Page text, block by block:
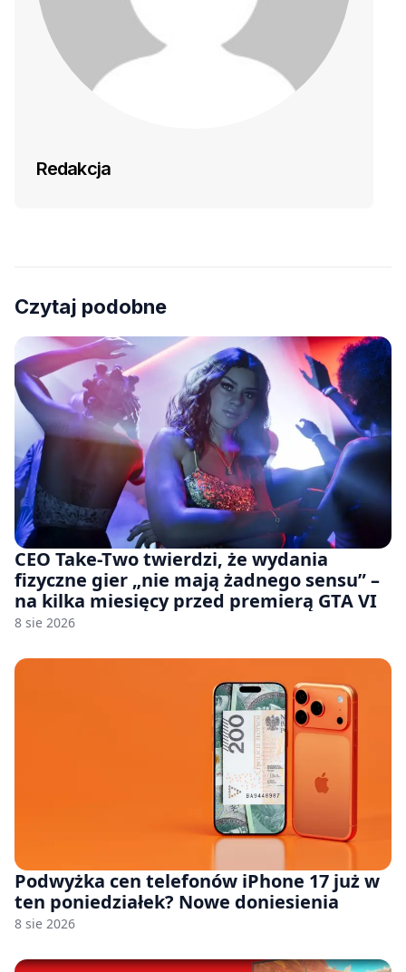
Redakcja
Czytaj podobne
CEO Take-Two twierdzi, że wydania
fizyczne gier „nie mają żadnego sensu” –
na kilka miesięcy przed premierą GTA VI
8 sie 2026
Podwyżka cen telefonów iPhone 17 już w
ten poniedziałek? Nowe doniesienia
8 sie 2026